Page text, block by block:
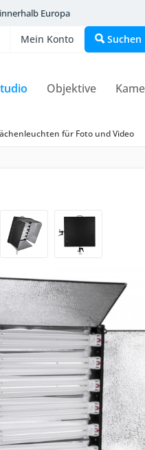
Europa
Mein Konto Suchen
Objektive
für Foto und Video